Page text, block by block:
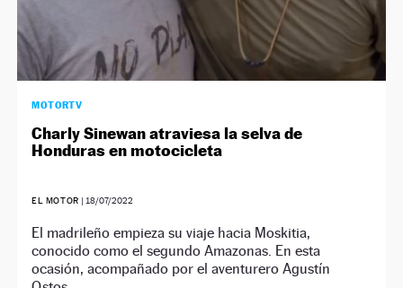
MOTORTV
Charly Sinewan atraviesa la selva de
Honduras en motocicleta
EL MOTOR | 18/07/2022
El madrileño empieza su viaje hacia Moskitia,
conocido como el segundo Amazonas. En esta
ocasión, acompañado por el aventurero Agustín